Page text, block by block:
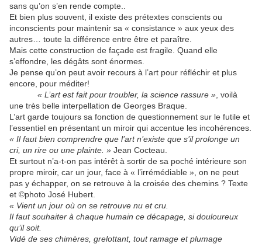
sans qu’on s’en rende compte..
Et bien plus souvent, il existe des prétextes conscients ou
inconscients pour maintenir sa « consistance » aux yeux des
autres… toute la différence entre être et paraître.
Mais cette construction de façade est fragile. Quand elle
s’effondre, les dégâts sont énormes.
Je pense qu’on peut avoir recours à l’art pour réfléchir et plus
encore, pour méditer!
« L’art est fait pour troubler, la science rassure » , voilà
une très belle interpellation de Georges Braque.
L’art garde toujours sa fonction de questionnement sur le futile et
l’essentiel en présentant un miroir qui accentue les incohérences.
« Il faut bien comprendre que l’art n’existe que s’il prolonge un
cri, un rire ou une plainte. » Jean Cocteau.
Et surtout n’a-t-on pas intérêt à sortir de sa poché intérieure son
propre miroir, car un jour, face à « l’irrémédiable », on ne peut
pas y échapper, on se retrouve à la croisée des chemins ? Texte
et ©photo José Hubert.
« Vient un jour où on se retrouve nu et cru.
Il faut souhaiter à chaque humain ce décapage, si douloureux
qu’il soit.
Vidé de ses chimères, grelottant, tout ramage et plumage